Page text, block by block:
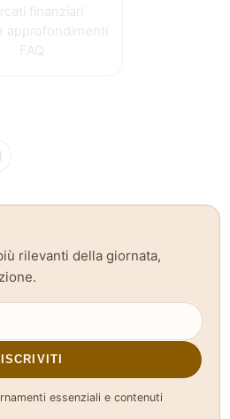
finanziari
approfondimenti
FAQ
rilevanti della giornata,
ISCRIVITI
essenziali e contenuti